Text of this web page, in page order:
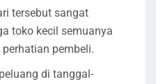
tersebut sangat
toko kecil semuanya
pembeli.
di tanggal-